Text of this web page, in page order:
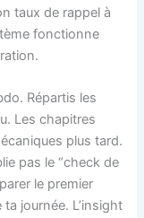
taux de rappel à
fonctionne
Répartis les
Les chapitres
plus tard.
pas le “check de
le premier
journée. L’insight